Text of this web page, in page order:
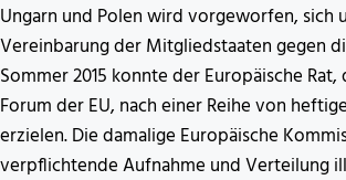
Ungarn und Polen wird vorgeworfen, sich
Vereinbarung der Mitgliedstaaten gegen
Sommer 2015 konnte der Europäische
Forum der EU, nach einer Reihe von
erzielen. Die damalige Europäische
verpflichtende Aufnahme und Verteilung